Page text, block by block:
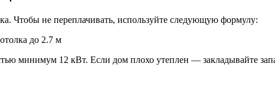
Чтобы не переплачивать, используйте следующую формулу:
до 2.7 м
минимум 12 кВт. Если дом плохо утеплен — закладывайте